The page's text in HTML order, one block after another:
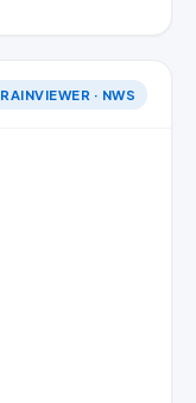
RAINVIEWER · NWS